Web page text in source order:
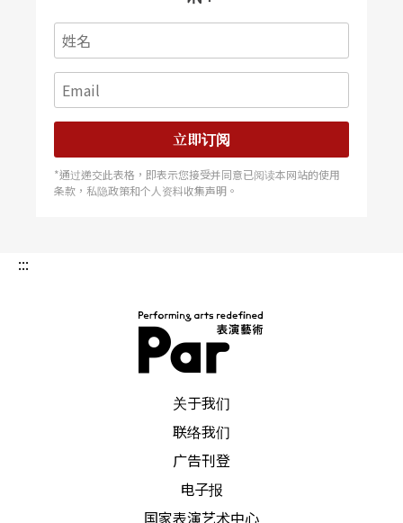
德．彼特、茱莉亚．罗勃兹几位好莱坞大牌演员演
出的《瞒天过海》Ocean’s 11，去年被宝冢改编
成大型歌舞剧。
任何戏到了宝冢舞台都会闪亮亮呈现，Ocean’s 1
故事聚焦在纸醉金迷的拉斯维加斯，宝冢版让梦咲
设的大舞厅，让舞蹈、歌唱的出现更有说服力，也
转场眩目、节奏紧凑，在在突显导演小池修一郎灵
活的舞台调度功力，然而要角众多，叙事紊乱，让
球一样——眼冒金星。
真人真事传记改编——宙组《罗伯．卡帕》
立即订阅
*通过递交此表格，即表示您接受并同意已阅读本网站的使用
条款，私隐政策和个人资料收集声明。
:::
关于我们
联络我们
广告刊登
电子报
国家表演艺术中心